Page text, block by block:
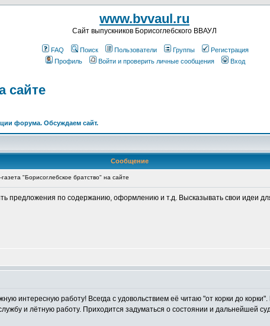
www.bvvaul.ru
Cайт выпускников Борисоглебского ВВАУЛ
FAQ Поиск Пользователи Группы
Регистрация
Профиль
Войти и проверить личные сообщения Вход
сайте
форума. Обсуждаем сайт.
Сообщение
"Борисоглебское братство" на сайте
предложения по содержанию, оформлению и т.д. Высказывать свои идеи
интересную работу! Всегда с удовольствием её читаю "от корки до
и лётную работу. Приходится задуматься о состоянии и дальнейшей